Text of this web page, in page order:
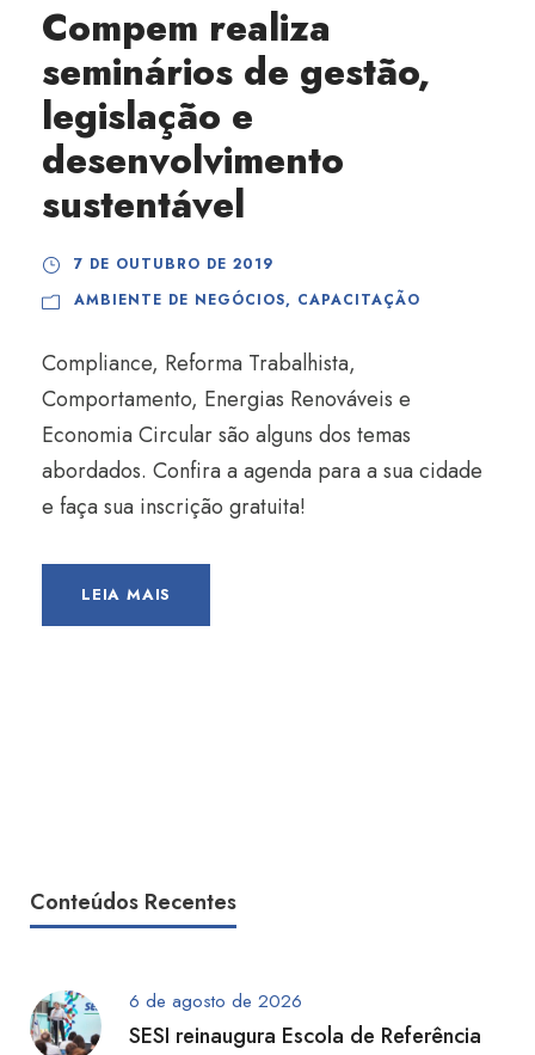
Compem realiza
seminários de gestão,
legislação e
desenvolvimento
sustentável
7 DE OUTUBRO DE 2019
AMBIENTE DE NEGÓCIOS, CAPACITAÇÃO
Compliance, Reforma Trabalhista,
Comportamento, Energias Renováveis e
Economia Circular são alguns dos temas
abordados. Confira a agenda para a sua cidade
e faça sua inscrição gratuita!
LEIA MAIS
Conteúdos Recentes
6 de agosto de 2026
SESI reinaugura Escola de Referência